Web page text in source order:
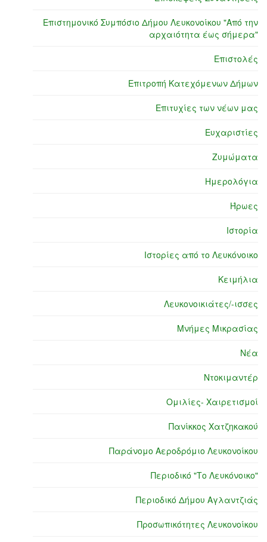
Επιστημονικό Συμπόσιο Δήμου Λευκονοίκου "Από την
αρχαιότητα έως σήμερα"
Επιστολές
Επιτροπή Κατεχόμενων Δήμων
Επιτυχίες των νέων μας
Ευχαριστίες
Ζυμώματα
Ημερολόγια
Ήρωες
Ιστορία
Ιστορίες από το Λευκόνοικο
Κειμήλια
Λευκονοικιάτες/-ισσες
Μνήμες Μικρασίας
Νέα
Ντοκιμαντέρ
Ομιλίες- Χαιρετισμοί
Πανίκκος Χατζηκακού
Παράνομο Αεροδρόμιο Λευκονοίκου
Περιοδικό "Το Λευκόνοικο"
Περιοδικό Δήμου Αγλαντζιάς
Προσωπικότητες Λευκονοίκου